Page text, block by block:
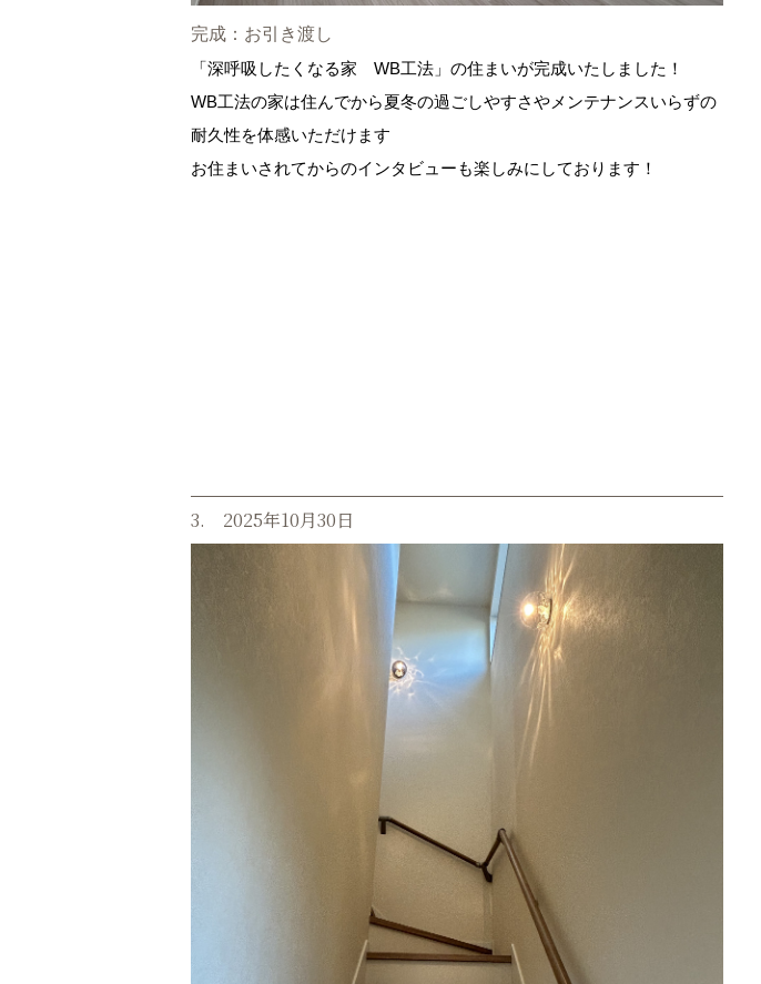
完成：お引き渡し
「深呼吸したくなる家 WB工法」の住まいが完成いたしました！
WB工法の家は住んでから夏冬の過ごしやすさやメンテナンスいらずの
耐久性を体感いただけます
お住まいされてからのインタビューも楽しみにしております！
3. 2025年10月30日